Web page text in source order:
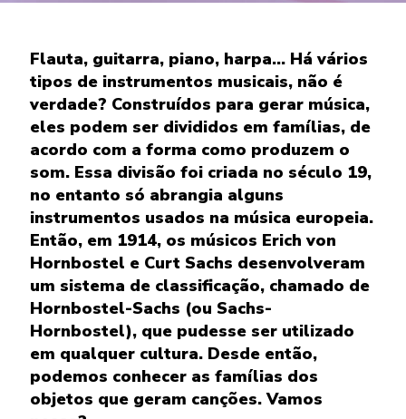
Flauta, guitarra, piano, harpa... Há vários
tipos de instrumentos musicais, não é
verdade? Construídos para gerar música,
eles podem ser divididos em famílias, de
acordo com a forma como produzem o
som. Essa divisão foi criada no século 19,
no entanto só abrangia alguns
instrumentos usados na música europeia.
Então, em 1914, os músicos Erich von
Hornbostel e Curt Sachs desenvolveram
um sistema de classificação, chamado de
Hornbostel-Sachs (ou Sachs-
Hornbostel), que pudesse ser utilizado
em qualquer cultura. Desde então,
podemos conhecer as famílias dos
objetos que geram canções. Vamos